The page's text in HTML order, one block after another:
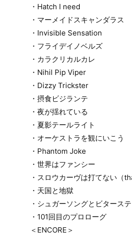
・Hatch I need
・マーメイドスキャンダラス
・Invisible Sensation
・フライデイノベルズ
・カラクリカルカレ
・Nihil Pip Viper
・Dizzy Trickster
・摂食ビジランテ
・夜が揺れている
・夏影テールライト
・オーケストラを観にいこう
・Phantom Joke
・世界はファンシー
・スロウカーヴは打てない（
・天国と地獄
・シュガーソングとビタース
・101回目のプロローグ
＜ENCORE＞